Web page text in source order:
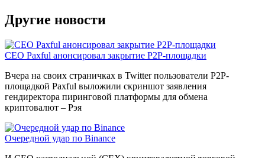
Другие новости
CEO Paxful анонсировал закрытие P2P-площадки
Вчера на своих страничках в Twitter пользователи P2P-
площадкой Paxful выложили скриншот заявления
гендиректора пиринговой платформы для обмена
криптовалют – Рэя
Очередной удар по Binance